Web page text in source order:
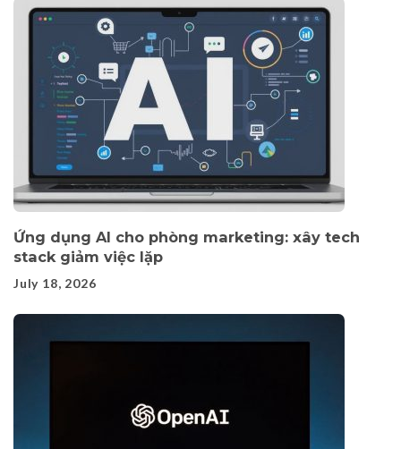
Ứng dụng AI cho phòng marketing: xây tech
stack giảm việc lặp
July 18, 2026